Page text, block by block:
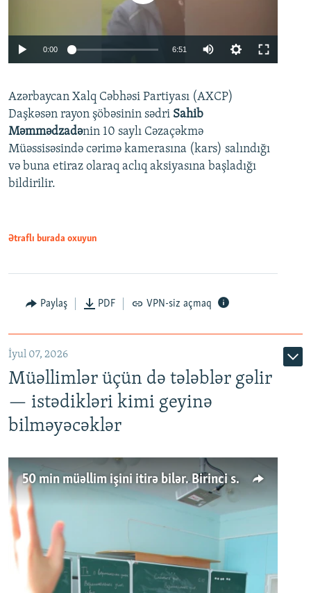
Auto 240p 360p
720p 1080p
0:00 6:51
360p
720p
1080p
Azərbaycan Xalq Cəbhəsi Partiyası (AXCP)
Daşkəsən rayon şöbəsinin sədri Sahib
Məmmədzadənin 10 saylı Cəzaçəkmə
Müəssisəsində cərimə kamerasına (kars) salındığı
və buna etiraz olaraq aclıq aksiyasına başladığı
bildirilir.
Ətraflı burada oxuyun
Paylaş PDF VPN-siz açmaq
İyul 07, 2026
Müəllimlər üçün də tələblər gəlir
— istədikləri kimi geyinə
bilməyəcəklər
50 min müəllim işini itirə bilər. Birinci sinfə gedənlər azalır